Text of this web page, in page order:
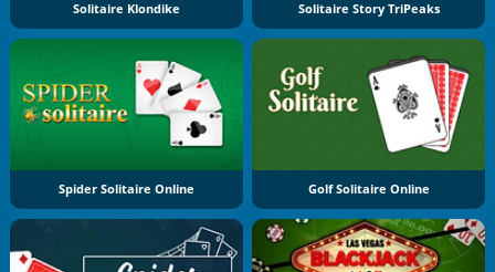
Solitaire Klondike Solitaire Story TriPeaks
Spider Solitaire Online Golf Solitaire Online